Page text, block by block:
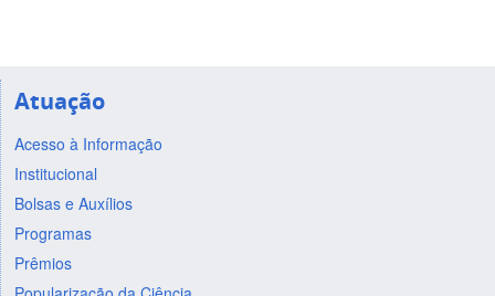
Atuação
Acesso à Informação
Institucional
Bolsas e Auxílios
Programas
Prêmios